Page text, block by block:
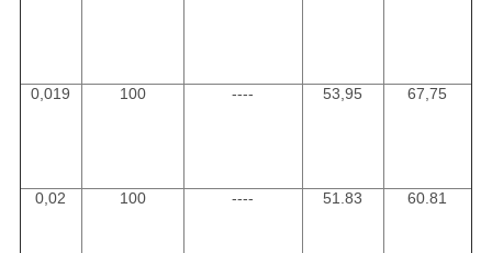
0,019 100 ---- 53,95 67,75
0,02 100 ---- 51.83 60.81